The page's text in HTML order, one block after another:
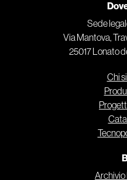
Sede
Via Mantova,
25017 Lonato
Chi
Archivio